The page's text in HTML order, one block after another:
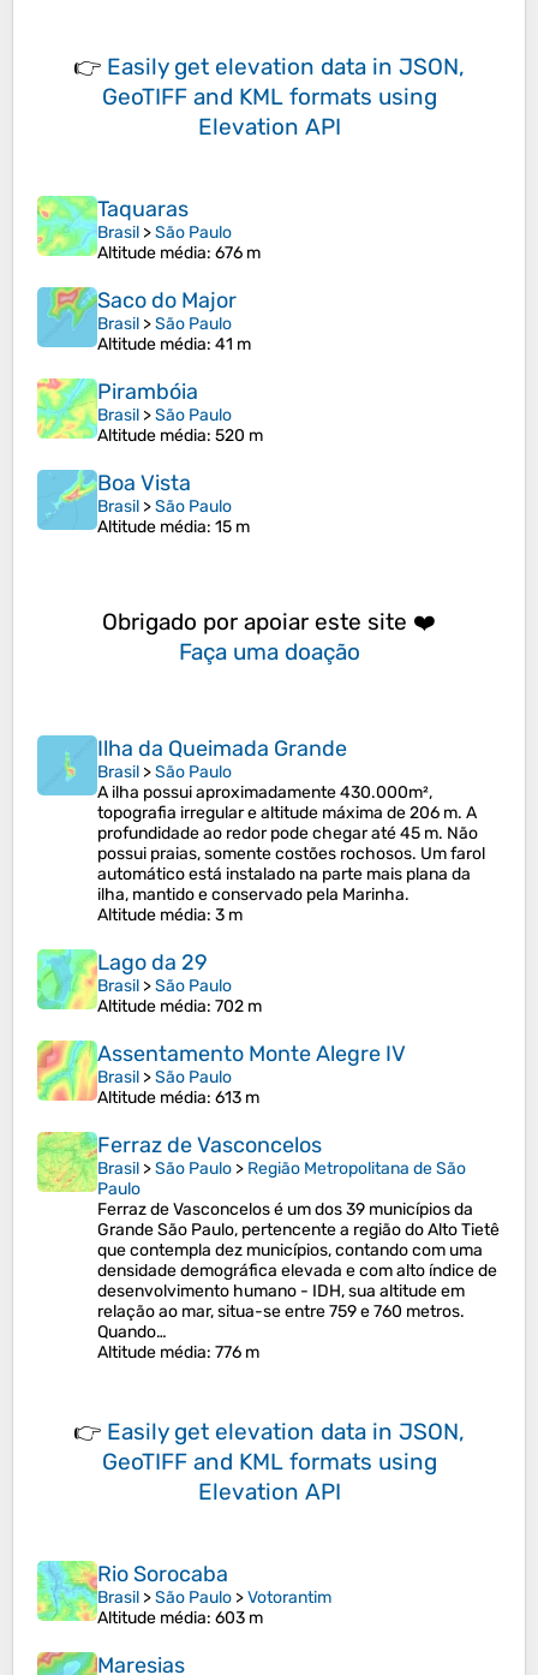
👉 Easily get elevation data in JSON,
GeoTIFF and KML formats using
Elevation API
Taquaras
Brasil >São Paulo
Altitude média: 676 m
Saco do Major
Brasil >São Paulo
Altitude média: 41 m
Pirambóia
Brasil >São Paulo
Altitude média: 520 m
Boa Vista
Brasil >São Paulo
Altitude média: 15 m
Obrigado por apoiar este site ❤️
Faça uma doação
Ilha da Queimada Grande
Brasil >São Paulo
A ilha possui aproximadamente 430.000m²,
topografia irregular e altitude máxima de 206 m. A
profundidade ao redor pode chegar até 45 m. Não
possui praias, somente costões rochosos. Um farol
automático está instalado na parte mais plana da
ilha, mantido e conservado pela Marinha.
Altitude média: 3 m
Lago da 29
Brasil >São Paulo
Altitude média: 702 m
Assentamento Monte Alegre IV
Brasil >São Paulo
Altitude média: 613 m
Ferraz de Vasconcelos
Brasil >São Paulo > Região Metropolitana de São
Paulo
Ferraz de Vasconcelos é um dos 39 municípios da
Grande São Paulo, pertencente a região do Alto Tietê
que contempla dez municípios, contando com uma
densidade demográfica elevada e com alto índice de
desenvolvimento humano - IDH, sua altitude em
relação ao mar, situa-se entre 759 e 760 metros.
Quando…
Altitude média: 776 m
👉 Easily get elevation data in JSON,
GeoTIFF and KML formats using
Elevation API
Rio Sorocaba
Brasil >São Paulo >Votorantim
Altitude média: 603 m
Maresias